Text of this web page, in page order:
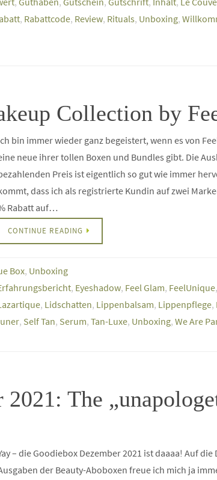
, Rabattcode, Review, Rituals, Unboxing,
Collection by
bin immer wieder ganz begeistert, wenn es von
neue ihrer tollen Boxen und Bundles gibt. Die
Preis ist eigentlich so gut wie immer
dass ich als registrierte Kundin auf zwei
Rabatt auf…
CONTINUE READING
Box, Unboxing
, Eyeshadow, Feel Glam, FeelUnique,
, Lidschatten, Lippenbalsam, Lippenpflege,
, Self Tan, Serum, Tan-Luxe, Unboxing, We Are
2021: The
– die Goodiebox Dezember 2021 ist daaaa! Auf die
der Beauty-Aboboxen freue ich mich ja